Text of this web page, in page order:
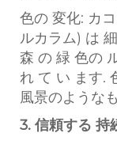
色の 変化: カ
ルカラム) は
森 の 緑 色の
れ て い ます.
風景のような
3. 信頼する 持